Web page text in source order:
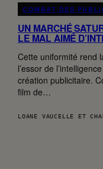
COMBAT DES
UN MARCHÉ
LE MAL AIMÉ
Cette uniformité rend
l’essor de
création publicitaire.
film de…
LOANE VAUCELLE ET